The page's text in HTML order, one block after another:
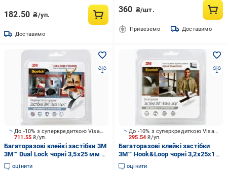
182.50 ₴/уп.
Доставимо
360 ₴/шт.
Привеземо Доставимо
711.55₴/уп.
До -10% з суперкредиткою Visa Вигода
Багаторазові клейкі застібки 3M
3М™ Dual Lock чорні 3,5x25 мм 1
м
оцінити
295.54₴/уп.
До -10% з суперкредиткою Visa Вигода
Багаторазові клейкі застібки
3М™ Hook&Loop чорні 3,2x25x100
мм
оцінити